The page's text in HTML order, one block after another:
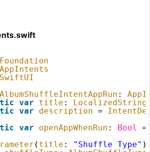
Foundation
AppIntents
SwiftUI
AlbumShuffleIntentAppRun :
var title :
var description =
var openAppWhenRun : Bool
( title : "Shuffle Type" )